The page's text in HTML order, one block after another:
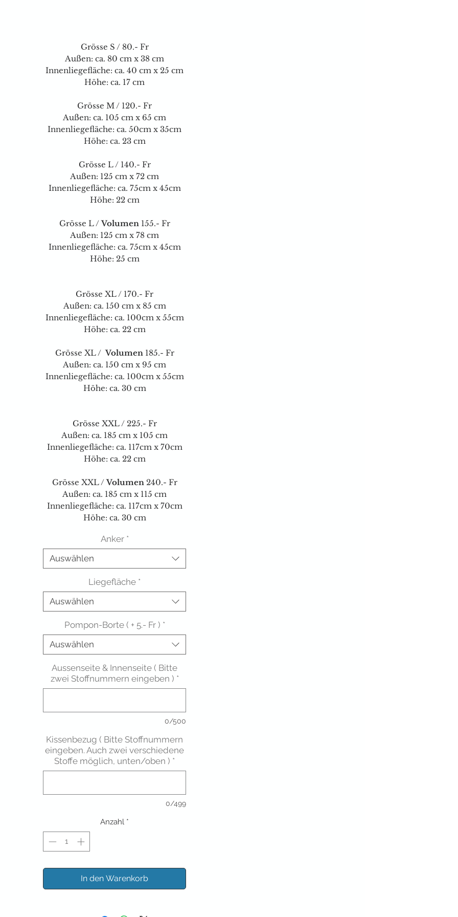
Grösse S / 80.- Fr
Außen: ca. 80 cm x 38 cm
Innenliegefläche: ca. 40 cm x 25 cm
Höhe: ca. 17 cm
Grösse M / 120.- Fr
Außen: ca. 105 cm x 65 cm
Innenliegefläche: ca. 50cm x 35cm
Höhe: ca. 23 cm
Grösse L / 140.- Fr
Außen: 125 cm x 72 cm
Innenliegefläche: ca. 75cm x 45cm
Höhe: 22 cm
Grösse L /Volumen155.- Fr
Außen: 125 cm x 78 cm
Innenliegefläche: ca. 75cm x 45cm
Höhe: 25 cm
Grösse XL / 170.- Fr
Außen: ca. 150 cm x 85 cm
Innenliegefläche: ca. 100cm x 55cm
Höhe: ca. 22 cm
Grösse XL /Volumen185.- Fr
Außen: ca. 150 cm x 95 cm
Innenliegefläche: ca. 100cm x 55cm
Höhe: ca. 30 cm
Grösse XXL / 225.- Fr
Außen: ca. 185 cm x 105 cm
Innenliegefläche: ca. 117cm x 70cm
Höhe: ca. 22 cm
Grösse XXL /Volumen240.- Fr
Außen: ca. 185 cm x 115 cm
Innenliegefläche: ca. 117cm x 70cm
Höhe: ca. 30 cm
Anker *
Auswählen
Liegefläche *
Auswählen
Pompon-Borte ( + 5.- Fr ) *
Auswählen
Aussenseite & Innenseite ( Bitte
zwei Stoffnummern eingeben ) *
0/500
Kissenbezug ( Bitte Stoffnummern
eingeben. Auch zwei verschiedene
Stoffe möglich, unten/oben ) *
0/499
Anzahl *
In den Warenkorb